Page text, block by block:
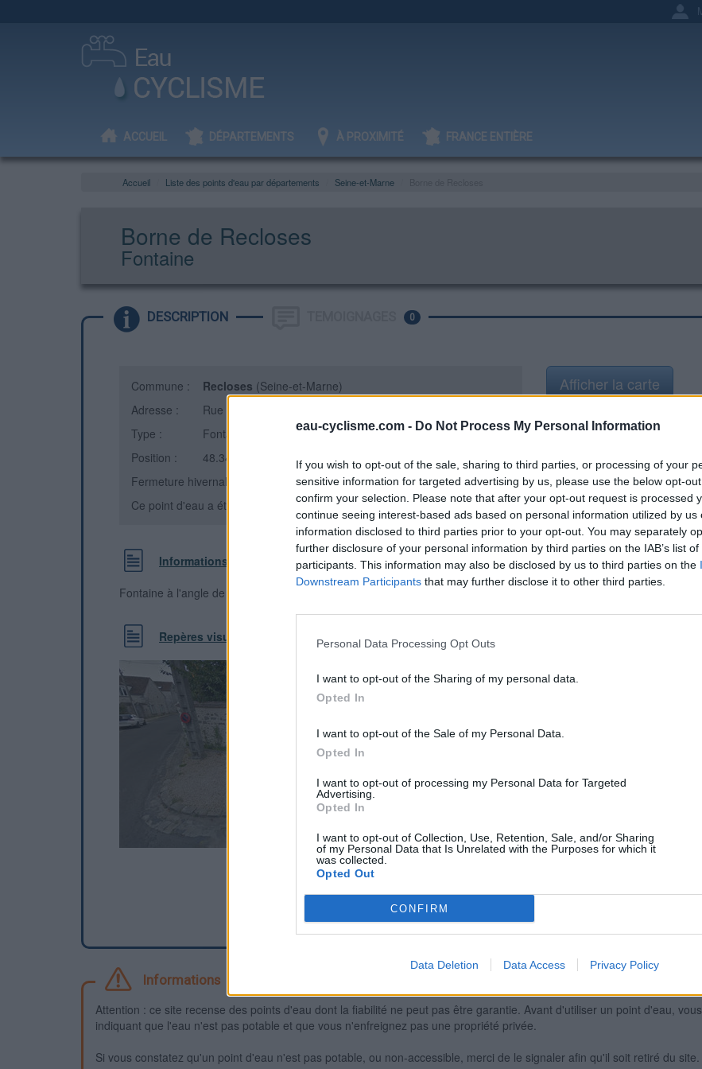
eau-cyclisme.com - Do Not Process My Personal Information
If you wish to opt-out of the sale, sharing to third parties, or processing of your
sensitive information for targeted advertising by us, please use the below opt-
confirm your selection. Please note that after your opt-out request is processed
continue seeing interest-based ads based on personal information utilized by us
information disclosed to third parties prior to your opt-out. You may separately
further disclosure of your personal information by third parties on the IAB’s list
participants. This information may also be disclosed by us to third parties on the
Downstream Participants that may further disclose it to other third parties.
Personal Data Processing Opt Outs
I want to opt-out of the Sharing of my personal data.
Opted In
I want to opt-out of the Sale of my Personal Data.
Opted In
I want to opt-out of processing my Personal Data for Targeted
Advertising.
Opted In
I want to opt-out of Collection, Use, Retention, Sale, and/or Sharing
of my Personal Data that Is Unrelated with the Purposes for which it
was collected.
Opted Out
CONFIRM
Data Deletion Data Access Privacy Policy
ACCUEIL DÉPARTEMENTS À PROXIMITÉ FRANCE ENTIÈRE
Accueil Liste des points d'eau par départements Seine-et-Marne
Borne de Recloses
Fontaine
DESCRIPTION 0
Commune : Recloses (Seine-et-Marne)
Adresse :
Rue Sainte Reine
Type :
Fontaine
Position :
48.344104°N, 2.640027°E
Fermeture hivernale : information inconnue
Ce point d'eau a été ajouté par
Dorian B en 2019
Informations complémentaires
Fontaine à l'angle de la rue Grande et Sainte - Reine
Repères visuels
Afficher la carte
Informations
Attention : ce site recense des points d'eau dont la fiabilité ne peut pas être garantie. Avant d'utiliser un point d'eau,
indiquant que l'eau n'est pas potable et que vous n'enfreignez pas une propriété privée.
Si vous constatez qu'un point d'eau n'est pas potable, ou non-accessible, merci de le signaler afin qu'il soit retiré du site.